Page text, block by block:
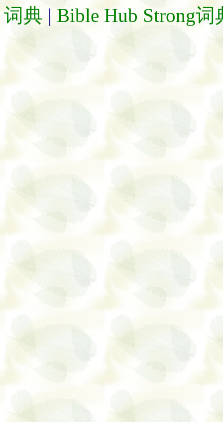
词典 | Bible Hub Strong词